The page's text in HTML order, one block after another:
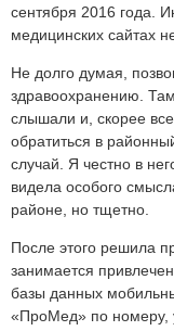
сентября 2016 года.
медицинских сайтах
Не долго думая,
здравоохранению.
слышали и, скорее
обратиться в
случай. Я честно в
видела особого
районе, но тщетно.
После этого решила
занимается
базы данных
«ПроМед» по номеру,